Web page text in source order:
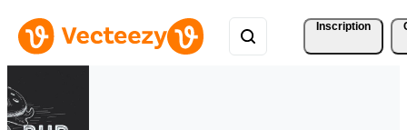
Inscription